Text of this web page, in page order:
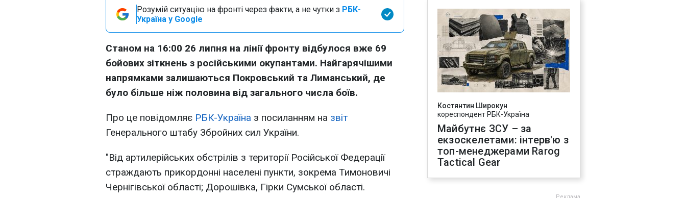
Розумій ситуацію на фронті через факти, а не чутки з РБК-
Україна у Google
Станом на 16:00 26 липня на лінії фронту відбулося вже 69
бойових зіткнень з російськими окупантами. Найгарячішими
напрямками залишаються Покровський та Лиманський, де
було більше ніж половина від загального числа боїв.
Про це повідомляє РБК-Україна з посиланням на звіт
Генерального штабу Збройних сил України.
"Від артилерійських обстрілів з території Російської Федерації
страждають прикордонні населені пункти, зокрема Тимоновичі
Чернігівської області; Дорошівка, Гірки Сумської області.
Костянтин Широкун
кореспондент РБК-Україна
Майбутнє ЗСУ – за
екзоскелетами: інтерв'ю з
топ-менеджерами Rarog
Tactical Gear